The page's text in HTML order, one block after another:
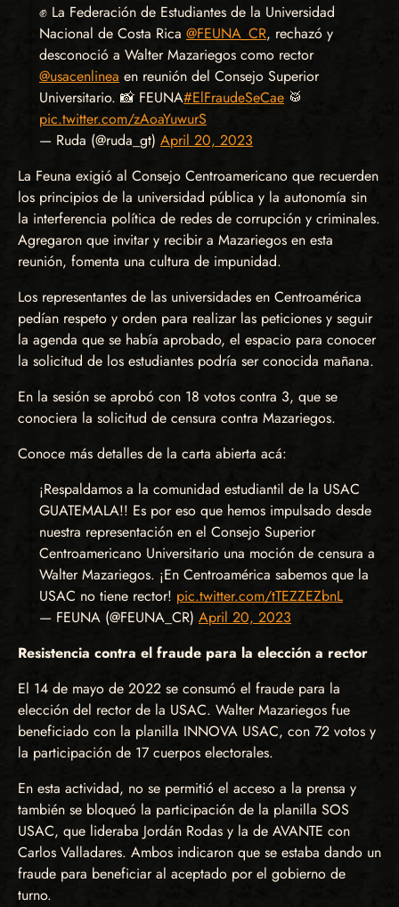
✊ La Federación de Estudiantes de la Universidad
Nacional de Costa Rica @FEUNA_CR, rechazó y
desconoció a Walter Mazariegos como rector
@usacenlinea en reunión del Consejo Superior
Universitario. 📸 FEUNA#ElFraudeSeCae 🥁
pic.twitter.com/zAoaYuwurS
— Ruda (@ruda_gt) April 20, 2023
La Feuna exigió al Consejo Centroamericano que recuerden
los principios de la universidad pública y la autonomía sin
la interferencia política de redes de corrupción y criminales.
Agregaron que invitar y recibir a Mazariegos en esta
reunión, fomenta una cultura de impunidad.
Los representantes de las universidades en Centroamérica
pedían respeto y orden para realizar las peticiones y seguir
la agenda que se había aprobado, el espacio para conocer
la solicitud de los estudiantes podría ser conocida mañana.
En la sesión se aprobó con 18 votos contra 3, que se
conociera la solicitud de censura contra Mazariegos.
Conoce más detalles de la carta abierta acá:
¡Respaldamos a la comunidad estudiantil de la USAC
GUATEMALA!! Es por eso que hemos impulsado desde
nuestra representación en el Consejo Superior
Centroamericano Universitario una moción de censura a
Walter Mazariegos. ¡En Centroamérica sabemos que la
USAC no tiene rector! pic.twitter.com/tTEZZEZbnL
— FEUNA (@FEUNA_CR) April 20, 2023
Resistencia contra el fraude para la elección a rector
El 14 de mayo de 2022 se consumó el fraude para la
elección del rector de la USAC. Walter Mazariegos fue
beneficiado con la planilla INNOVA USAC, con 72 votos y
la participación de 17 cuerpos electorales.
En esta actividad, no se permitió el acceso a la prensa y
también se bloqueó la participación de la planilla SOS
USAC, que lideraba Jordán Rodas y la de AVANTE con
Carlos Valladares. Ambos indicaron que se estaba dando un
fraude para beneficiar al aceptado por el gobierno de
turno.